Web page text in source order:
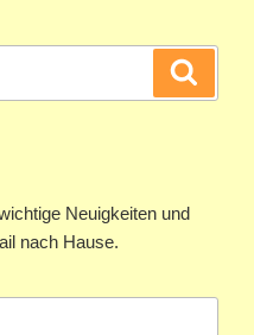
Neuigkeiten und
nach Hause.